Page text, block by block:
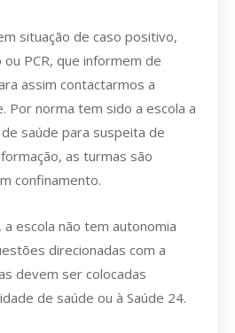
situação de caso positivo,
PCR, que informem de
assim contactarmos a
Por norma tem sido a escola a
saúde para suspeita de
as turmas são
confinamento.
a escola não tem autonomia
direcionadas com a
devem ser colocadas
de saúde ou à Saúde 24.